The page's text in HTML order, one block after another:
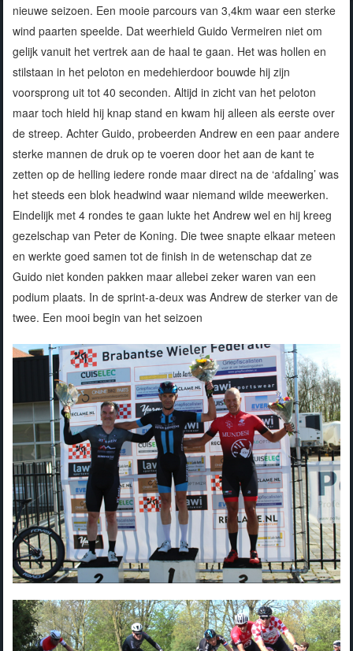
nieuwe seizoen. Een mooie parcours van 3,4km waar een sterke
wind paarten speelde. Dat weerhield Guido Vermeiren niet om
gelijk vanuit het vertrek aan de haal te gaan. Het was hollen en
stilstaan in het peloton en medehierdoor bouwde hij zijn
voorsprong uit tot 40 seconden. Altijd in zicht van het peloton
maar toch hield hij knap stand en kwam hij alleen als eerste over
de streep. Achter Guido, probeerden Andrew en een paar andere
sterke mannen de druk op te voeren door het aan de kant te
zetten op de helling iedere ronde maar direct na de ‘afdaling’ was
het steeds een blok headwind waar niemand wilde meewerken.
Eindelijk met 4 rondes te gaan lukte het Andrew wel en hij kreeg
gezelschap van Peter de Koning. Die twee snapte elkaar meteen
en werkte goed samen tot de finish in de wetenschap dat ze
Guido niet konden pakken maar allebei zeker waren van een
podium plaats. In de sprint-a-deux was Andrew de sterker van de
twee. Een mooi begin van het seizoen